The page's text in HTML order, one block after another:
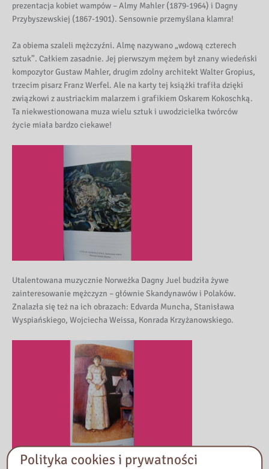
prezentacja kobiet wampów – Almy Mahler (1879-1964) i Dagny
Przybyszewskiej (1867-1901). Sensownie przemyślana klamra!
Za obiema szaleli mężczyźni. Almę nazywano „wdową czterech
sztuk”. Całkiem zasadnie. Jej pierwszym mężem był znany wiedeński
kompozytor Gustaw Mahler, drugim zdolny architekt Walter Gropius,
trzecim pisarz Franz Werfel. Ale na karty tej książki trafiła dzięki
związkowi z austriackim malarzem i grafikiem Oskarem Kokoschką.
Ta niekwestionowana muza wielu sztuk i uwodzicielka twórców
życie miała bardzo ciekawe!
Utalentowana muzycznie Norweżka Dagny Juel budziła żywe
zainteresowanie mężczyzn – głównie Skandynawów i Polaków.
Znalazła się też na ich obrazach: Edvarda Muncha, Stanisława
Wyspiańskiego, Wojciecha Weissa, Konrada Krzyżanowskiego.
Polityka cookies i prywatności